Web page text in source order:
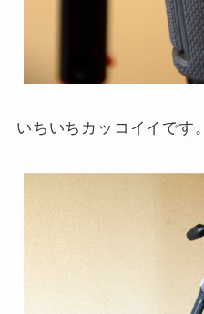
いちいちカッコイイです。